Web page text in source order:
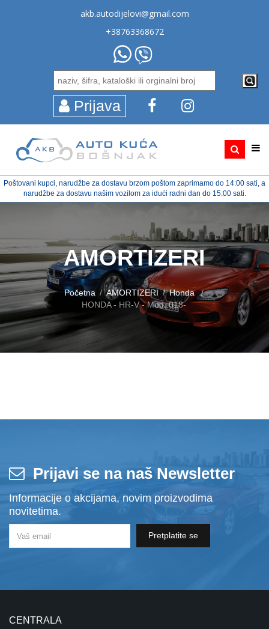
akb.autodijelovi@gmail.com
+38763368672
Prijava
Poštovani kupci, narudžbe za dostavu brzom poštom zaprimamo do 14:00 sati, a
narudžbe za dostavu našim vozilom za idući radni dan do 15:00 sati.
AMORTIZERI
Početna AMORTIZERI
Honda
HONDA - HR-V - Mod. 018-
Prijavi se na naš Newsletter
Informacije o akcijama, novim proizvodima
novitetima.
Pretplatite se
CENTRALA